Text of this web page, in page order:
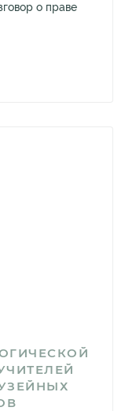
о праве